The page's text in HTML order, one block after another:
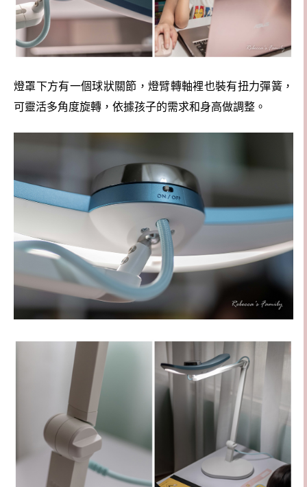
燈罩下方有一個球狀關節，燈臂轉軸裡也裝有扭力彈簧，
可靈活多角度旋轉，依據孩子的需求和身高做調整。